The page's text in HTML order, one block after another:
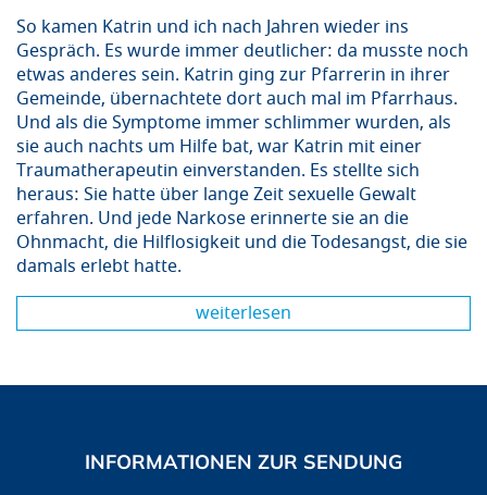
So kamen Katrin und ich nach Jahren wieder ins
Gespräch. Es wurde immer deutlicher: da musste noch
etwas anderes sein. Katrin ging zur Pfarrerin in ihrer
Gemeinde, übernachtete dort auch mal im Pfarrhaus.
Und als die Symptome immer schlimmer wurden, als
sie auch nachts um Hilfe bat, war Katrin mit einer
Traumatherapeutin einverstanden. Es stellte sich
heraus: Sie hatte über lange Zeit sexuelle Gewalt
erfahren. Und jede Narkose erinnerte sie an die
Ohnmacht, die Hilflosigkeit und die Todesangst, die sie
damals erlebt hatte.
weiterlesen